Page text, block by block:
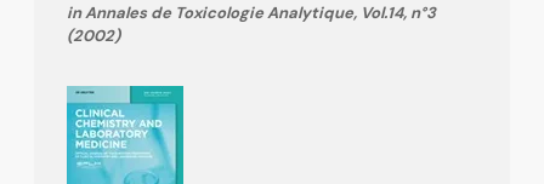
in Annales de Toxicologie Analytique, Vol.14, n°3
(2002)